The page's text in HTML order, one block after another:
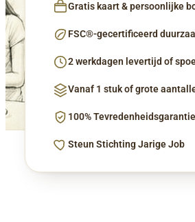
Gratis kaart & persoonlijke
FSC®-gecertificeerd
2 werkdagen levertijd of
Vanaf 1 stuk of grote
100% Tevredenheidsgarantie
Steun Stichting Jarige Job